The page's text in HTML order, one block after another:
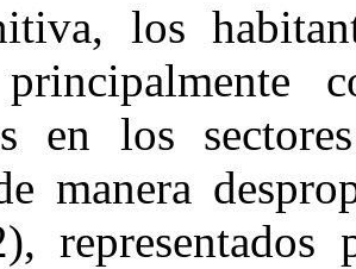
los
principalmente
en los
manera
representados